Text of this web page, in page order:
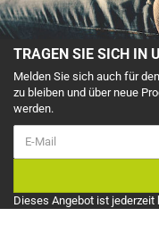
TRAGEN SIE SICH IN
Melden Sie sich auch für
zu bleiben und über neue
werden.
Dieses Angebot ist jederzeit